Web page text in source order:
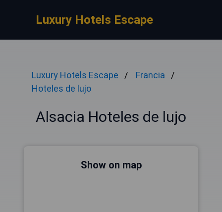
Luxury Hotels Escape
Luxury Hotels Escape
Francia
Hoteles de lujo
Alsacia Hoteles de lujo
Show on map